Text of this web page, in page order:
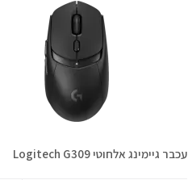
עכבר גיימינג אלחוטי Logitech G309